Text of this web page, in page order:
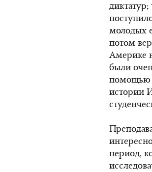
диктатур;
молодых
потом
Америке
были
помощью
истории
период,